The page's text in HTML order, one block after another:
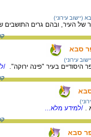
(יישוב עירוני)
של העיר, ובהם גרים
סבא
עירוני)
בעיר "פינה ירוקה". /
. /למידע מלא...
סבא